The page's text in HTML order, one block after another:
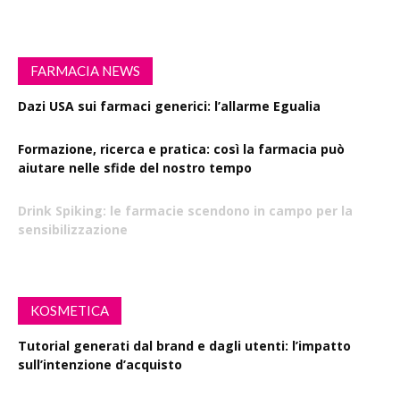
FARMACIA NEWS
Dazi USA sui farmaci generici: l’allarme Egualia
Formazione, ricerca e pratica: così la farmacia può
aiutare nelle sfide del nostro tempo
Drink Spiking: le farmacie scendono in campo per la
sensibilizzazione
KOSMETICA
Tutorial generati dal brand e dagli utenti: l’impatto
sull’intenzione d’acquisto